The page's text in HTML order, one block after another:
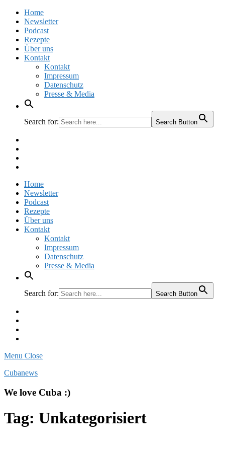
Home
Newsletter
Podcast
Rezepte
Über uns
Kontakt
Kontakt
Impressum
Datenschutz
Presse & Media
Search for: Search Button
Home
Newsletter
Podcast
Rezepte
Über uns
Kontakt
Kontakt
Impressum
Datenschutz
Presse & Media
Search for: Search Button
Menu Close
Cubanews
We love Cuba :)
Tag: Unkategorisiert